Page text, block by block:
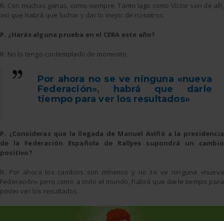
R. Con muchas ganas, como siempre. Tanto Iago como Víctor son de allí,
así que habrá que luchar y dar lo mejor de nosotros.
P. ¿Harás alguna prueba en el CERA este año?
R. No lo tengo contemplado de momento.
Por ahora no se ve ninguna «nueva
Federación», habrá que darle
tiempo para ver los resultados»
P. ¿Consideras que la llegada de Manuel Aviñó a la presidencia
de la Federación Española de Rallyes supondrá un cambio
positivo?
R. Por ahora los cambios son mínimos y no se ve ninguna «nueva
Federación» pero como a todo el mundo, habrá que darle tiempo para
poder ver los resultados.